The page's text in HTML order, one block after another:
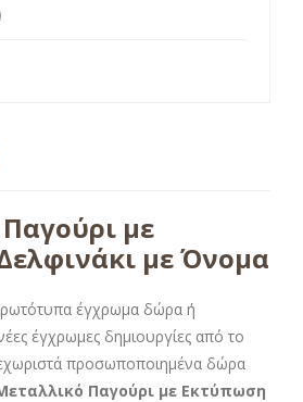
με
με Όνομα
έγχρωμα δώρα ή
έγχρωμες δημιουργίες από το
προσωποποιημένα δώρα
Παγούρι με Εκτύπωση